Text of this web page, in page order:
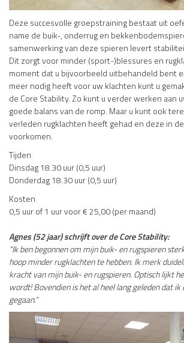
Deze succesvolle groepstraining bestaat uit
name de buik-, onderrug en
samenwerking van deze spieren levert
Dit zorgt voor minder (sport-)blessures en
moment dat u bijvoorbeeld uitbehandeld bent
meer nodig heeft voor uw klachten kunt u
de Core Stability. Zo kunt u verder werken aan
goede balans van de romp. Maar u kunt ook
verleden rugklachten heeft gehad en deze in
voorkomen.
Tijden
Dinsdag 18.30 uur (0,5 uur)
Donderdag 18.30 uur (0,5 uur)
Kosten
0,5 uur of 1 uur voor € 25,00 (per maand)
Agnes (52 jaar) schrijft over de Core Stability:
“Ik ben begonnen om mijn buik- en rugspieren
hoop minder rugklachten te hebben. Ik merk
kracht van mijn buik- en rugspieren. Optisch lijkt
wordt! Bovendien is het al heel lang geleden dat
gegaan.”